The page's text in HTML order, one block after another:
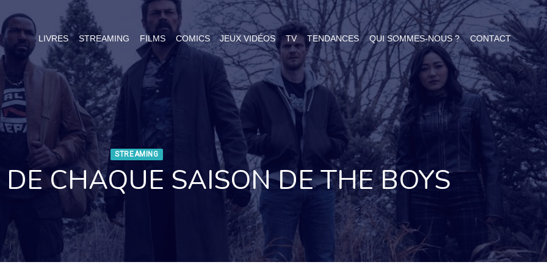
LIVRES STREAMING FILMS COMICS JEUX VIDÉOS TV TENDANCES QUI SOMMES-NOUS ? CONTACT
STREAMING
CHAQUE SAISON DE THE BOYS